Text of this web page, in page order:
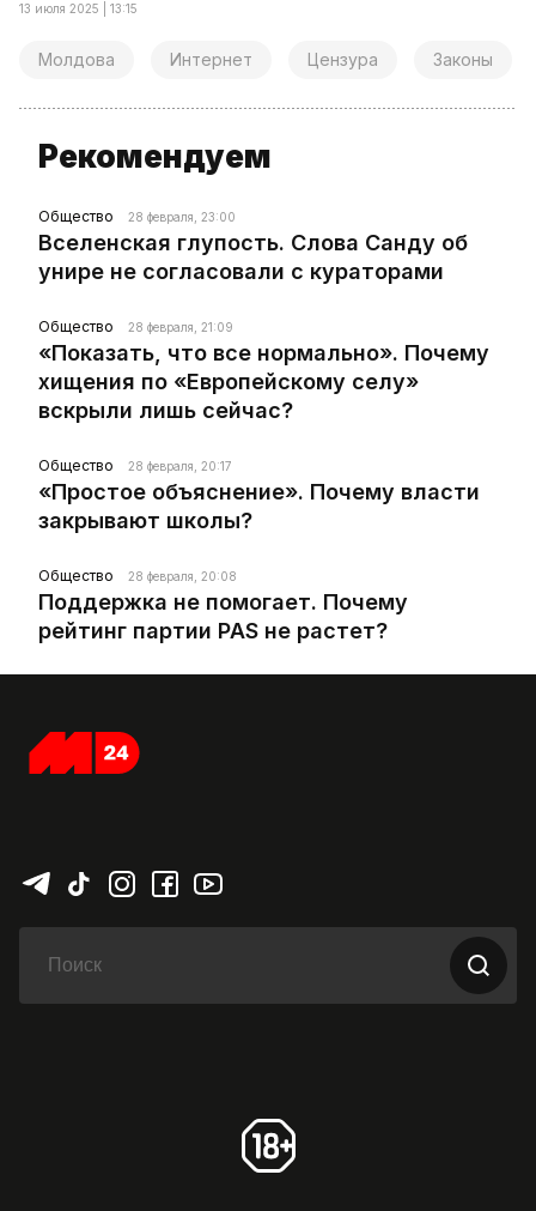
13 июля 2025 | 13:15
Молдова Интернет Цензура Законы
Рекомендуем
Общество 28 февраля, 23:00
Вселенская глупость. Слова Санду об
унире не согласовали с кураторами
Общество 28 февраля, 21:09
«Показать, что все нормально». Почему
хищения по «Европейскому селу»
вскрыли лишь сейчас?
Общество 28 февраля, 20:17
«Простое объяснение». Почему власти
закрывают школы?
Общество 28 февраля, 20:08
Поддержка не помогает. Почему
рейтинг партии PAS не растет?